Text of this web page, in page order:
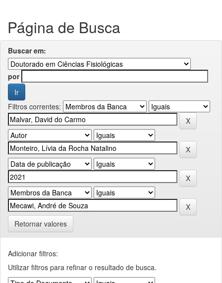
Página de Busca
Buscar em:
por
Filtros correntes:
Retornar valores
Adicionar filtros:
Utilizar filtros para refinar o resultado de busca.